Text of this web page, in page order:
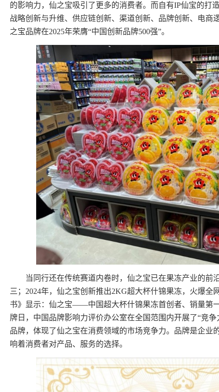
的影响力，仙之宝吸引了更多的消费者。而自有IP仙宝的打
战略创新与升维、供应链创新、渠道创新、品牌创新、电商
之宝品牌在2025年荣膺“中国创新品牌500强”。
当同行还在传统赛道内卷时，仙之宝已在果冻产业的前
三；2024年，仙之宝创新推出2KG超大杯什锦果冻，火爆全
书》显示：仙之宝——中国超大杯什锦果冻首创者、销量第
牌日，中国品牌影响力评价办公室在全国范围内开展了“竞
品牌，体现了仙之宝在消费领域的市场竞争力。品牌是企业
响着消费者对产品、服务的选择。